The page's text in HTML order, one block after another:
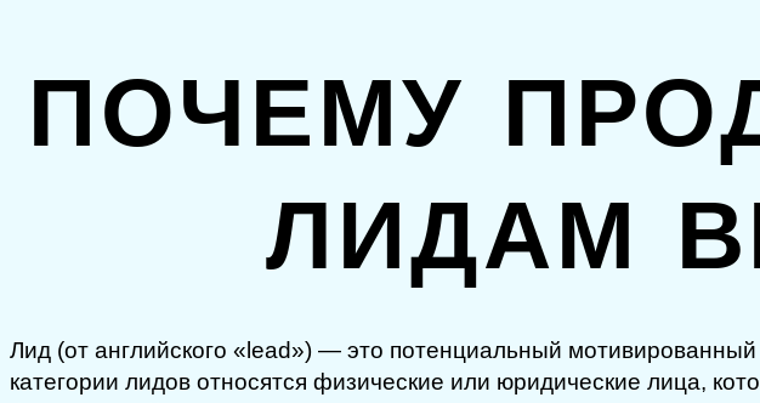
ПОЧЕМУ
ЛИДАМ
Лид (от английского «lead») — это потенциальный
категории лидов относятся физические или юридические лица,